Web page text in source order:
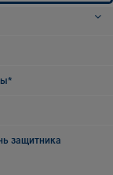
защитника